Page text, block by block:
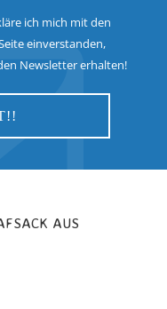
ich mich mit den
einverstanden,
Newsletter erhalten!
AUS